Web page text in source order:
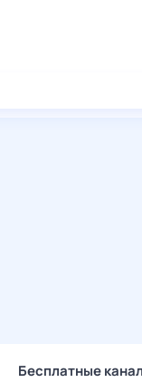
Бесплатные